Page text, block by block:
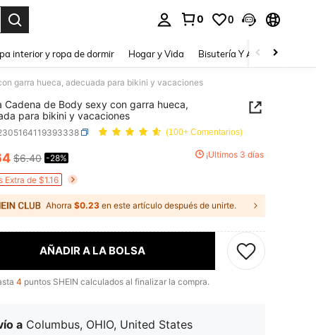
0 0
interior y ropa de dormir Hogar y Vida Bisutería Y Accesorios
garra hueca, adecuada para bikini y vacaciones
Cadena de Body sexy con garra hueca,
para bikini y vacaciones
(100+ Comentarios)
AND AVAILABILITY
$6.40 -28% ¡Últimos 3 días
Extra de $1.16
Ahorra $0.23 en este artículo después de unirte.
AÑADIR A LA BOLSA
4 puntos SHEIN calculados al finalizar la compra.
a Columbus, OHIO, United States